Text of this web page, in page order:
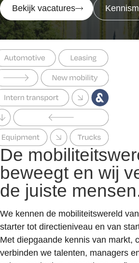
Bekijk vacatures
De
beweegt en wij
de juiste
We kennen de mobiliteitswereld
starter tot directieniveau en van
Met diepgaande kennis van markt,
verbinden we talenten, managers